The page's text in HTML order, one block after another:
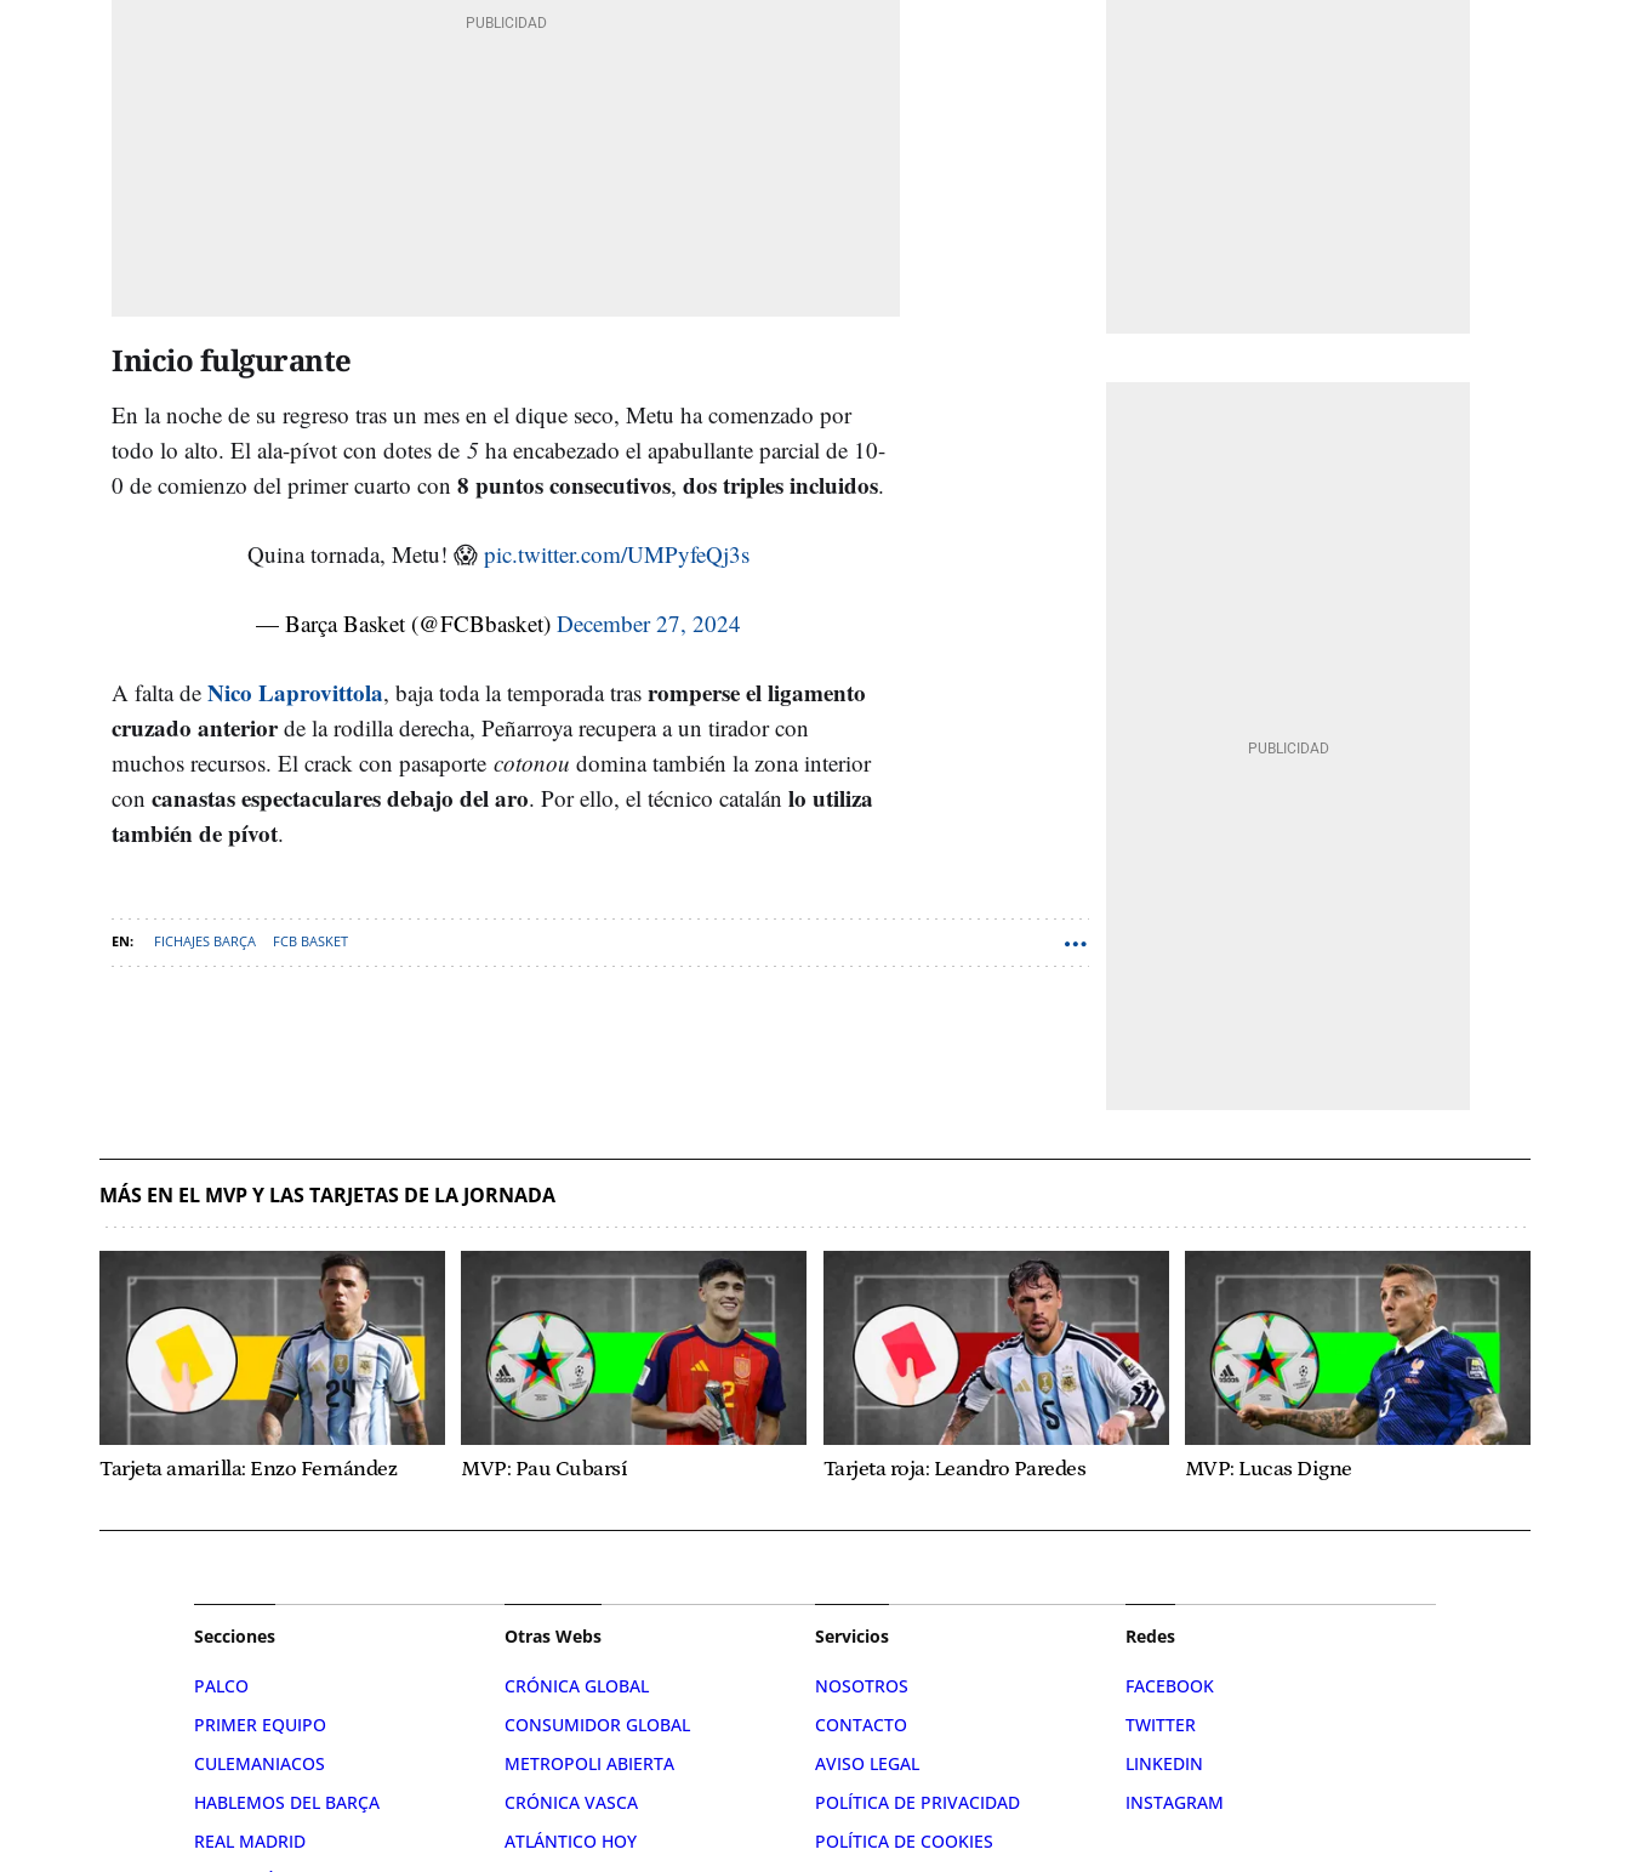
Inicio fulgurante
En la noche de su regreso tras un mes en el dique seco, Metu ha comenzado por
todo lo alto. El ala-pívot con dotes de 5 ha encabezado el apabullante parcial de 10-
0 de comienzo del primer cuarto con 8 puntos consecutivos, dos triples incluidos.
Quina tornada, Metu! 😱pic.twitter.com/UMPyfeQj3s
— Barça Basket (@FCBbasket)December 27, 2024
A falta de Nico Laprovittola, baja toda la temporada tras romperse el ligamento
cruzado anteriorde la rodilla derecha, Peñarroya recupera a un tirador con
muchos recursos. El crack con pasaporte cotonou domina también la zona interior
con canastas espectaculares debajo del aro. Por ello, el técnico catalán lo utiliza
también de pívot.
FICHAJES BARÇA FCB BASKET
MÁS EN EL MVP Y LAS TARJETAS DE LA JORNADA
Tarjeta amarilla: Enzo Fernández MVP: Pau Cubarsí Tarjeta roja: Leandro Paredes MVP: Lucas Digne
Secciones
PALCO
PRIMER EQUIPO
CULEMANIACOS
HABLEMOS DEL BARÇA
REAL MADRID
Otras Webs
CRÓNICA GLOBAL
CONSUMIDOR GLOBAL
METROPOLI ABIERTA
CRÓNICA VASCA
ATLÁNTICO HOY
Servicios
NOSOTROS
CONTACTO
AVISO LEGAL
POLÍTICA DE PRIVACIDAD
POLÍTICA DE COOKIES
Redes
FACEBOOK
TWITTER
LINKEDIN
INSTAGRAM